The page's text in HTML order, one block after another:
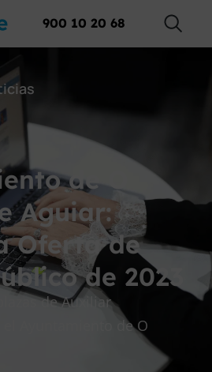
900 10 20 68
de O
Aguiar:
Oferta de
de 2023
de Auxiliar
el Ayuntamiento de O